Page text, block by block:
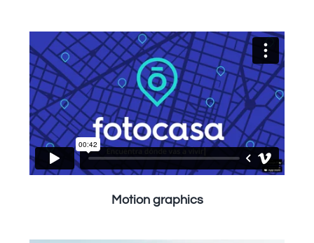
Motion graphics